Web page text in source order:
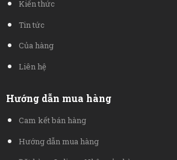
Kiến thức
Tin tức
Của hàng
Liên hệ
Hướng dẫn mua hàng
Cam kết bán hàng
Hướng dẫn mua hàng